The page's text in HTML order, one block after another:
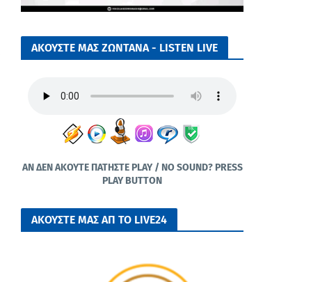
ΑΚΟΥΣΤΕ ΜΑΣ ΖΩΝΤΑΝΑ - LISTEN LIVE
ΑΝ ΔΕΝ ΑΚΟΥΤΕ ΠΑΤΗΣΤΕ PLAY / NO SOUND? PRESS
PLAY BUTTON
ΑΚΟΥΣΤΕ ΜΑΣ ΑΠ ΤΟ LIVE24